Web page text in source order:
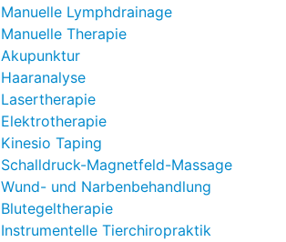
Manuelle Lymphdrainage
Manuelle Therapie
Akupunktur
Haaranalyse
Lasertherapie
Elektrotherapie
Kinesio Taping
Schalldruck-Magnetfeld-Massage
Wund- und Narbenbehandlung
Blutegeltherapie
Instrumentelle Tierchiropraktik